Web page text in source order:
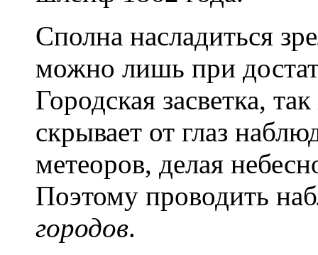
Сполна насладиться
можно лишь при
Городская засветка,
скрывает от глаз
метеоров, делая
Поэтому проводить
городов.